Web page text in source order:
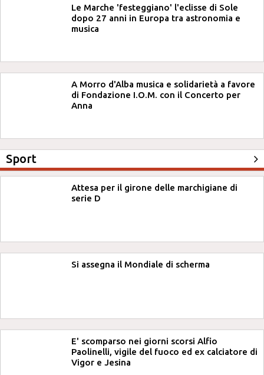
Le Marche 'festeggiano' l'eclisse di Sole
dopo 27 anni in Europa tra astronomia e
musica
A Morro d'Alba musica e solidarietà a favore
di Fondazione I.O.M. con il Concerto per
Anna
Sport
Attesa per il girone delle marchigiane di
serie D
Si assegna il Mondiale di scherma
E' scomparso nei giorni scorsi Alfio
Paolinelli, vigile del fuoco ed ex calciatore di
Vigor e Jesina